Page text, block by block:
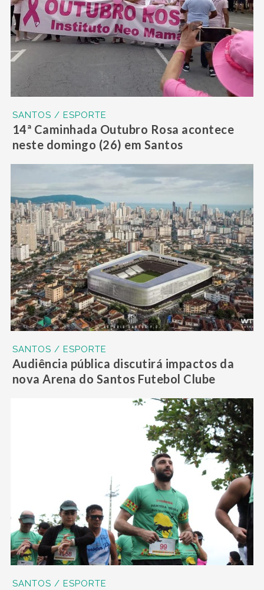
SANTOS / ESPORTE
14ª Caminhada Outubro Rosa acontece
neste domingo (26) em Santos
SANTOS / ESPORTE
Audiência pública discutirá impactos da
nova Arena do Santos Futebol Clube
SANTOS / ESPORTE